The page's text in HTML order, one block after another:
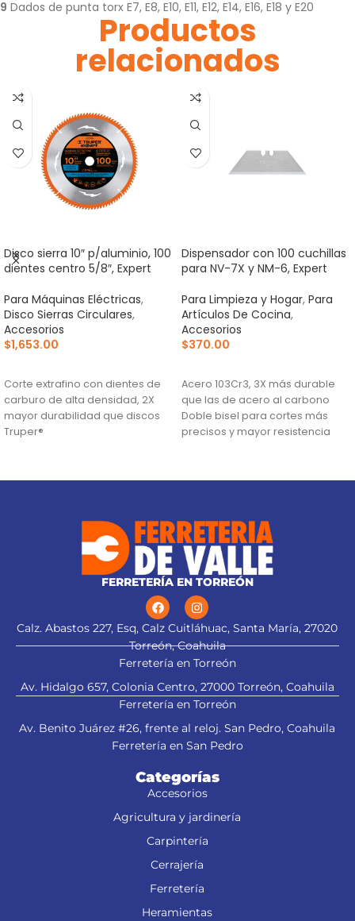
9 Dados de punta torx E7, E8, E10, E11, E12, E14, E16, E18 y E20
Productos
relacionados
Disco sierra 10″ p/aluminio, 100
dientes centro 5/8″, Expert
Para Máquinas Eléctricas,
Disco Sierras Circulares,
Accesorios
$1,653.00
Corte extrafino con dientes de
carburo de alta densidad, 2X
mayor durabilidad que discos
Truper®
proporciona mejor acabado
trapezoidal para cortes limpios
Dispensador con 100 cuchillas
para NV-7X y NM-6, Expert
Para Limpieza y Hogar, Para
Artículos De Cocina,
Accesorios
$370.00
Acero 103Cr3, 3X más durable
que las de acero al carbono
Doble bisel para cortes más
precisos y mayor resistencia
FERRETERÍA EN TORREÓN
Calz. Abastos 227, Esq, Calz Cuitláhuac, Santa María, 27020
Torreón, Coahuila
Ferretería en Torreón
Av. Hidalgo 657, Colonia Centro, 27000 Torreón, Coahuila
Ferretería en Torreón
Av. Benito Juárez #26, frente al reloj. San Pedro, Coahuila
Ferretería en San Pedro
Categorías
Accesorios
Agricultura y jardinería
Carpintería
Cerrajería
Ferretería
Heramientas